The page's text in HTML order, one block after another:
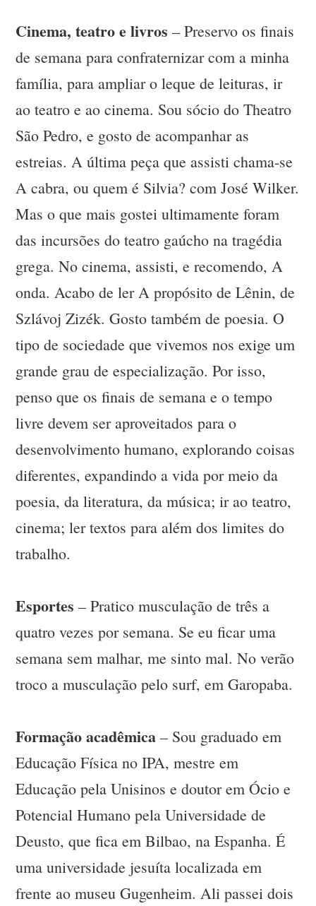
Cinema, teatro e livros – Preservo os finais
de semana para confraternizar com a minha
família, para ampliar o leque de leituras, ir
ao teatro e ao cinema. Sou sócio do Theatro
São Pedro, e gosto de acompanhar as
estreias. A última peça que assisti chama-se
A cabra, ou quem é Silvia? com José Wilker.
Mas o que mais gostei ultimamente foram
das incursões do teatro gaúcho na tragédia
grega. No cinema, assisti, e recomendo, A
onda. Acabo de ler A propósito de Lênin, de
Szlávoj Zizék. Gosto também de poesia. O
tipo de sociedade que vivemos nos exige um
grande grau de especialização. Por isso,
penso que os finais de semana e o tempo
livre devem ser aproveitados para o
desenvolvimento humano, explorando coisas
diferentes, expandindo a vida por meio da
poesia, da literatura, da música; ir ao teatro,
cinema; ler textos para além dos limites do
trabalho.
Esportes – Pratico musculação de três a
quatro vezes por semana. Se eu ficar uma
semana sem malhar, me sinto mal. No verão
troco a musculação pelo surf, em Garopaba.
Formação acadêmica – Sou graduado em
Educação Física no IPA, mestre em
Educação pela Unisinos e doutor em Ócio e
Potencial Humano pela Universidade de
Deusto, que fica em Bilbao, na Espanha. É
uma universidade jesuíta localizada em
frente ao museu Gugenheim. Ali passei dois